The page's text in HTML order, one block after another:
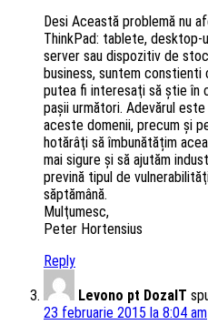
Desi Această problemă nu
ThinkPad: tablete, desktop-
server sau dispozitiv de
business, suntem
putea fi interesaţi să ştie în
paşii următori. Adevărul
aceste domenii, precum şi
hotărâţi să îmbunătățim
mai sigure şi să ajutăm
prevină tipul de
săptămână.
Mulţumesc,
Peter Hortensius
Reply
Levono pt DozaIT
23 februarie 2015 la 8:04 am